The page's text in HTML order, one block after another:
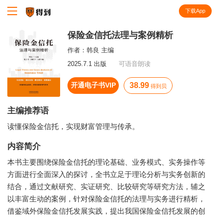
下载App
保险金信托法理与案例精析
作者： 韩良 主编
2025.7.1 出版
可语音朗读
开通电子书VIP 38.99 得到贝
主编推荐语
读懂保险金信托，实现财富管理与传承。
内容简介
本书主要围绕保险金信托的理论基础、业务模式、实务操作等
方面进行全面深入的探讨，全书立足于理论分析与实务创新的
结合，通过文献研究、实证研究、比较研究等研究方法，辅之
以丰富生动的案例，针对保险金信托的法理与实务进行精析，
借鉴域外保险金信托发展实践，提出我国保险金信托发展的创